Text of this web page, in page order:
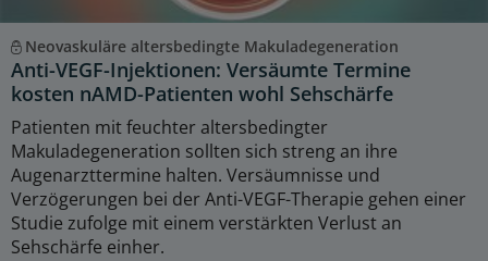
Neovaskuläre altersbedingte Makuladegeneration
Anti-VEGF-Injektionen: Versäumte Termine
kosten nAMD-Patienten wohl Sehschärfe
Patienten mit feuchter altersbedingter
Makuladegeneration sollten sich streng an ihre
Augenarzttermine halten. Versäumnisse und
Verzögerungen bei der Anti-VEGF-Therapie gehen einer
Studie zufolge mit einem verstärkten Verlust an
Sehschärfe einher.